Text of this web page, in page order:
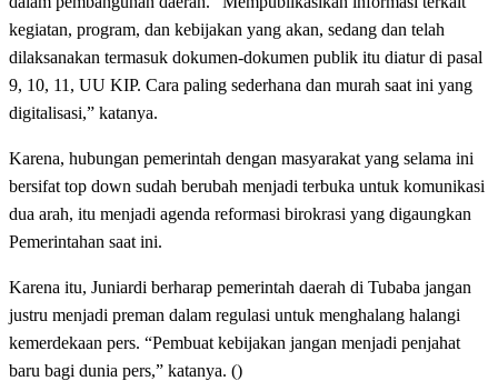
kegiatan, program, dan kebijakan yang akan, sedang dan telah
dilaksanakan termasuk dokumen-dokumen publik itu diatur di pasal
9, 10, 11, UU KIP. Cara paling sederhana dan murah saat ini yang
digitalisasi,” katanya.
Karena, hubungan pemerintah dengan masyarakat yang selama ini
bersifat top down sudah berubah menjadi terbuka untuk komunikasi
dua arah, itu menjadi agenda reformasi birokrasi yang digaungkan
Pemerintahan saat ini.
Karena itu, Juniardi berharap pemerintah daerah di Tubaba jangan
justru menjadi preman dalam regulasi untuk menghalang halangi
kemerdekaan pers. “Pembuat kebijakan jangan menjadi penjahat
baru bagi dunia pers,” katanya. ()